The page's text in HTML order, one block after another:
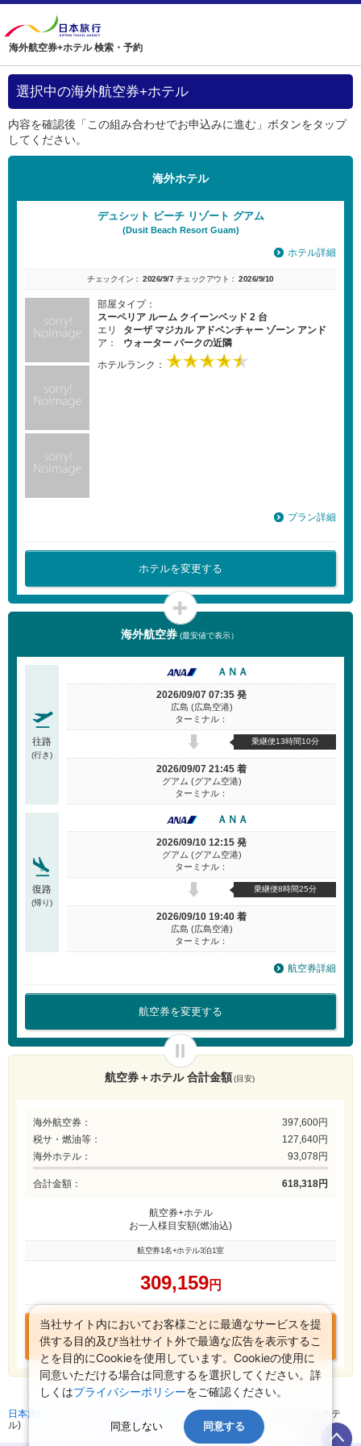
海外航空券+ホテル 検索・予約
選択中の海外航空券+ホテル
内容を確認後「この組み合わせでお申込みに進む」ボタンをタップ
してください。
海外ホテル
デュシット ビーチ リゾート グアム
(Dusit Beach Resort Guam)
ホテル詳細
チェックイン： 2026/9/7 チェックアウト： 2026/9/10
部屋タイプ：
スーペリア ルーム クイーンベッド 2 台
エリ
ア：
ターザ マジカル アドベンチャー ゾーン アンド
ウォーター パークの近隣
ホテルランク：
プラン詳細
ホテルを変更する
海外航空券 (最安値で表示）
往路
(行き)
ＡＮＡ
2026/09/07 07:35 発
広島 (広島空港)
ターミナル：
乗継便13時間10分
2026/09/07 21:45 着
グアム (グアム空港)
ターミナル：
復路
(帰り)
ＡＮＡ
2026/09/10 12:15 発
グアム (グアム空港)
ターミナル：
乗継便8時間25分
2026/09/10 19:40 着
広島 (広島空港)
ターミナル：
航空券詳細
航空券を変更する
航空券＋ホテル 合計金額(目安)
海外航空券：
397,600円
税サ・燃油等：
127,640円
海外ホテル：
93,078円
合計金額： 618,318円
航空券+ホテル
お一人様目安額(燃油込)
航空券1名+ホテル3泊1室
309,159円
この組み合わせで
お申込みに進む
日本旅行 トップ
海外航空券検索 (海外航空券+ホテ
ル)
当社サイト内においてお客様ごとに最適なサービスを提
供する目的及び当社サイト外で最適な広告を表示するこ
とを目的にCookieを使用しています。Cookieの使用に
同意いただける場合は同意するを選択してください。詳
しくはプライバシーポリシーをご確認ください。
同意しない 同意する